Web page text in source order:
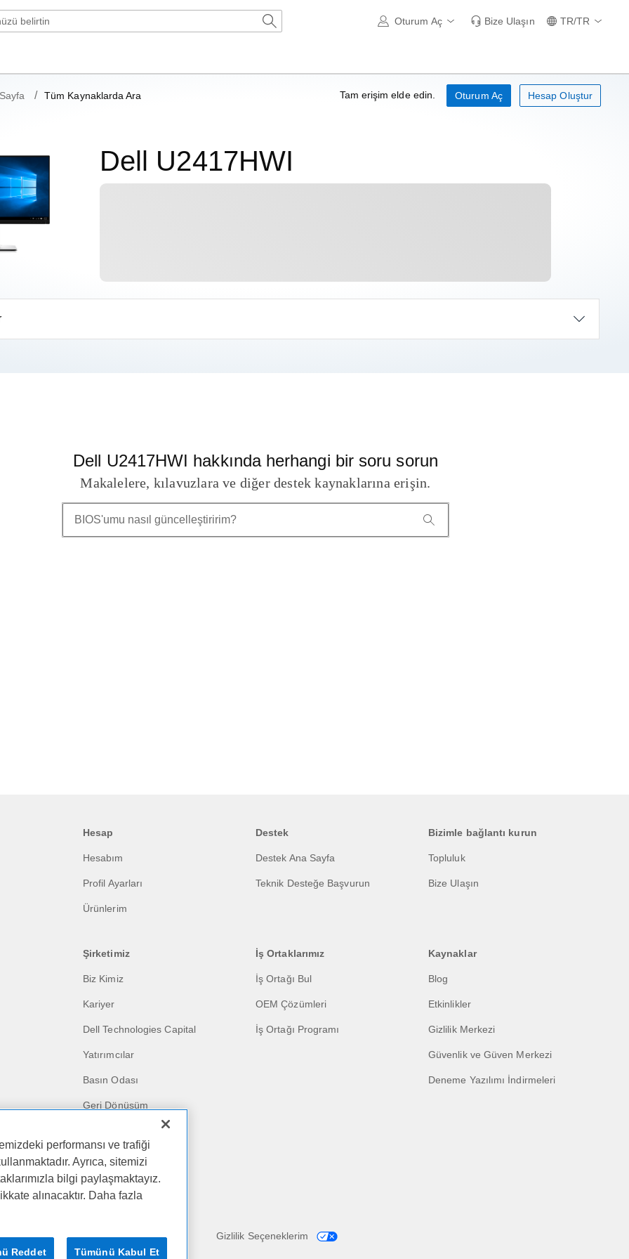
Oturum Aç Bize Ulaşın TR/TR
Tüm Kaynaklarda Ara Tam erişim elde edin. Oturum Aç Hesap Oluştur
Dell U2417HWI
Dell U2417HWI hakkında herhangi bir soru sorun
Makalelere, kılavuzlara ve diğer destek kaynaklarına erişin.
Hesap
Hesabım
Profil Ayarları
Ürünlerim
Destek
Destek Ana Sayfa
Teknik Desteğe Başvurun
Bizimle bağlantı kurun
Topluluk
Bize Ulaşın
Şirketimiz
Biz Kimiz
Kariyer
Dell Technologies Capital
Yatırımcılar
Basın Odası
Geri Dönüşüm
Müşteri Öyküleri
İş Ortaklarımız
İş Ortağı Bul
OEM Çözümleri
İş Ortağı Programı
Kaynaklar
Blog
Etkinlikler
Gizlilik Merkezi
Güvenlik ve Güven Merkezi
Deneme Yazılımı İndirmeleri
İş İçin Dell Premier
Inc. Satış Şartları Gizlilik Gizlilik Seçeneklerim
performansı ve trafiği
Ayrıca, sitemizi
bilgi paylaşmaktayız.
alınacaktır. Daha fazla
Reddet Tümünü Kabul Et